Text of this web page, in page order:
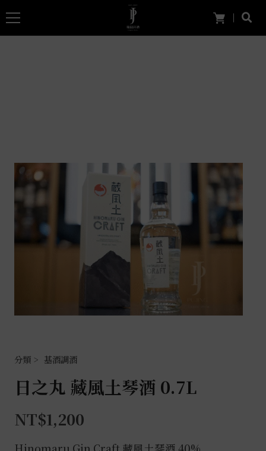
基酒調酒
日之丸 藏風土琴酒 0.7L
NT$1,200